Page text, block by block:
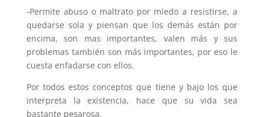
-Permite abuso o maltrato por miedo a resistirse, a
quedarse sola y piensan que los demás están por
encima, son mas importantes, valen más y sus
problemas también son más importantes, por eso le
cuesta enfadarse con ellos.
Por todos estos conceptos que tiene y bajo los que
interpreta la existencia, hace que su vida sea
bastante pesarosa.